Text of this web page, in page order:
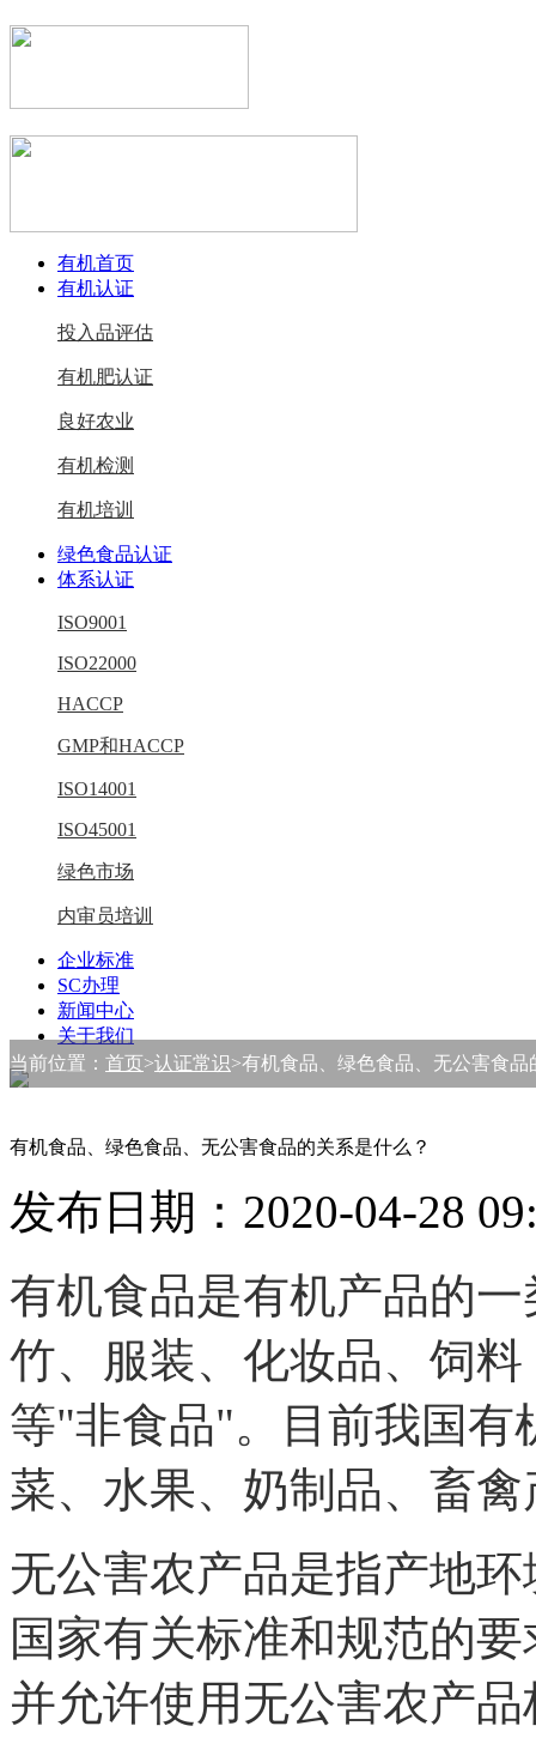
有机首页
有机认证
投入品评估
有机肥认证
良好农业
有机检测
有机培训
绿色食品认证
体系认证
ISO9001
ISO22000
HACCP
GMP和HACCP
ISO14001
ISO45001
绿色市场
内审员培训
企业标准
SC办理
新闻中心
关于我们
当前位置： 首页>认证常识>有机食品、绿色食品、无公害食品
有机食品、绿色食品、无公害食品的关系是什么？
发布日期：2020-04-28
有机食品是有机产品的
竹、服装、化妆品、饲
等"非食品"。目前我国有
菜、水果、奶制品、畜
无公害农产品是指产地
国家有关标准和规范的
并允许使用无公害农产